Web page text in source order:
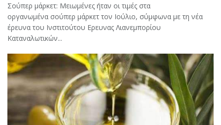
Σούπερ μάρκετ: Μειωμένες ήταν οι τιμές στα
οργανωμένα σούπερ μάρκετ τον Ιούλιο, σύμφωνα με τη νέα
έρευνα του Ινστιτούτου Ερευνας Λιανεμπορίου
Καταναλωτικών...